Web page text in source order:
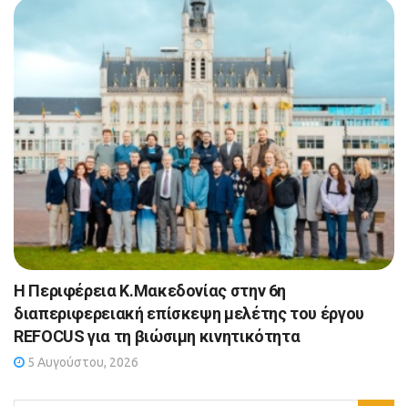
Η Περιφέρεια Κ.Μακεδονίας στην 6η
διαπεριφερειακή επίσκεψη μελέτης του έργου
REFOCUS για τη βιώσιμη κινητικότητα
5 Αυγούστου, 2026